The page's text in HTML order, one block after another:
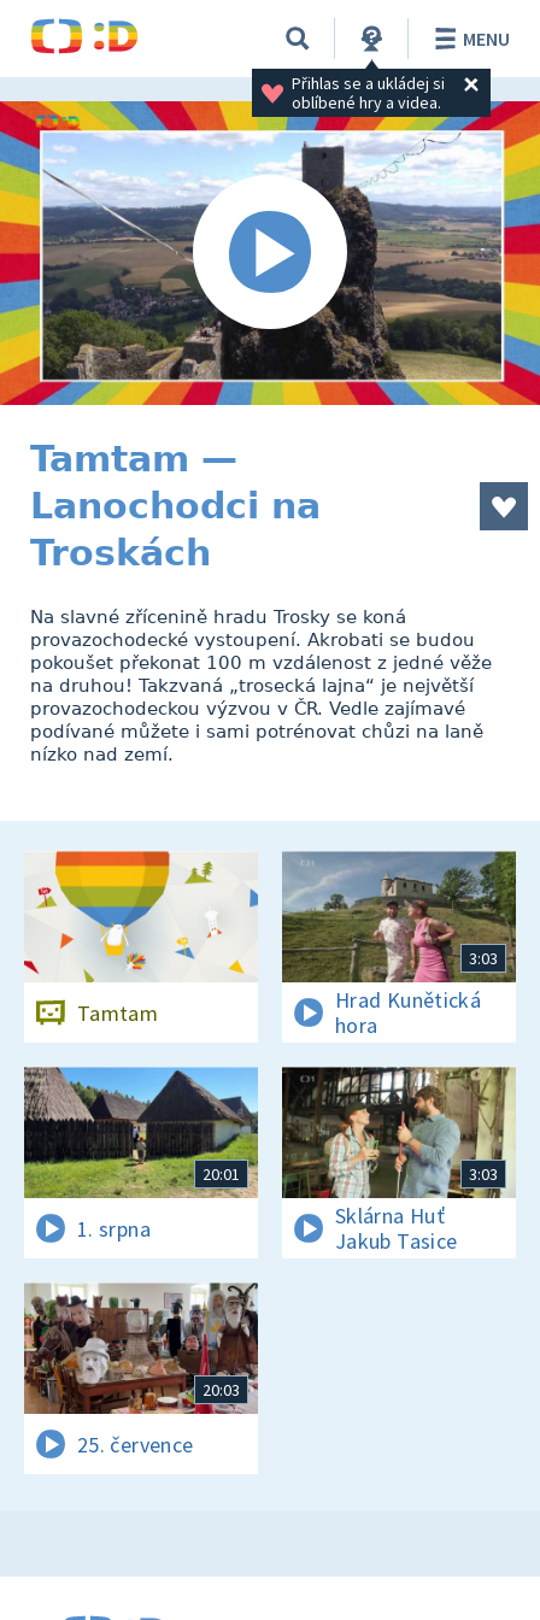
Přihlas se a ukládej si
oblíbené hry a videa.
MENU
Tamtam —
Lanochodci na
Troskách
Na slavné zřícenině hradu Trosky se koná
provazochodecké vystoupení. Akrobati se budou
pokoušet překonat 100 m vzdálenost z jedné věže
na druhou! Takzvaná „trosecká lajna“ je největší
provazochodeckou výzvou v ČR. Vedle zajímavé
podívané můžete i sami potrénovat chůzi na laně
nízko nad zemí.
Tamtam
3:03
Hrad Kunětická
hora
20:01
1. srpna
3:03
Sklárna Huť
Jakub Tasice
20:03
25. července